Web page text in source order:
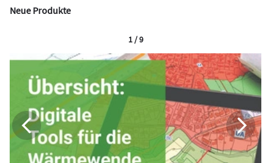
Neue Produkte
1 / 9